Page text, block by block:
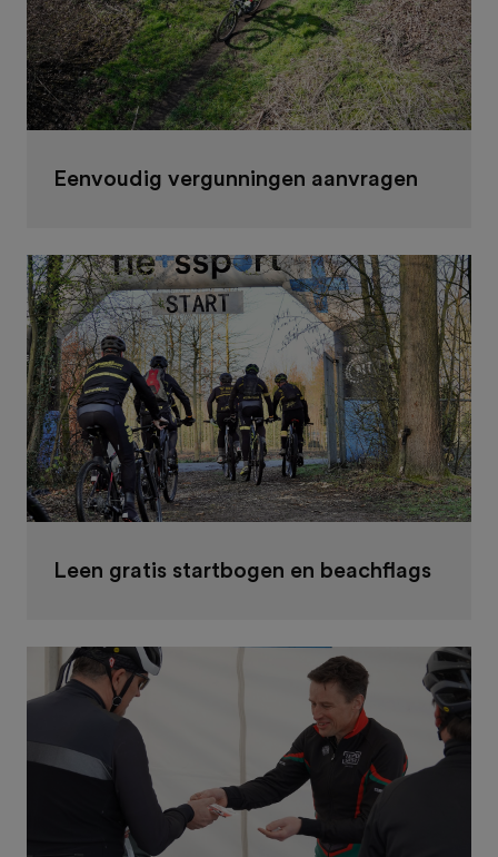
Eenvoudig vergunningen aanvragen
Leen gratis startbogen en beachflags